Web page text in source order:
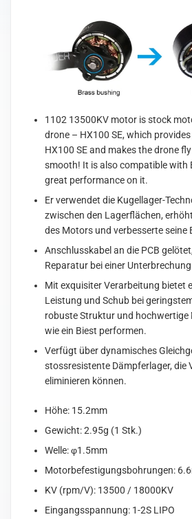
1102 13500KV motor is stock
drone – HX100 SE, which
HX100 SE and makes the drone
smooth! It is also compatible with
great performance on it.
Er verwendet die Kugellager-
zwischenden Lagerflächen,
des Motors undverbesserte seine
Anschlusskabel an die PCB
Reparatur bei einer
Mit exquisiter Verarbeitung bietet
Leistung und Schub bei
robuste Struktur und hochwertige
wie ein Biest performen.
Verfügt über dynamisches
stossresistente Dämpferlager, die
eliminieren können.
Höhe: 15.2mm
Gewicht: 2.95g (1 Stk.)
Welle: φ1.5mm
Motorbefestigungsbohrungen:
KV (rpm/V): 13500 / 18000KV
Eingangsspannung: 1-2S LIPO